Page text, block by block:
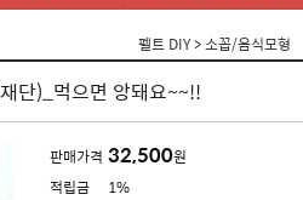
펠트 DIY>소꼽/음식모형
단)_먹으면 앙돼요~~!!
판매가격 32,500원
적립금
1%